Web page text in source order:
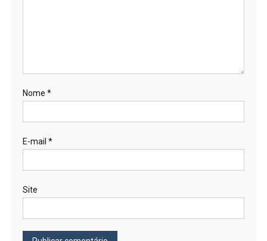
Nome *
E-mail *
Site